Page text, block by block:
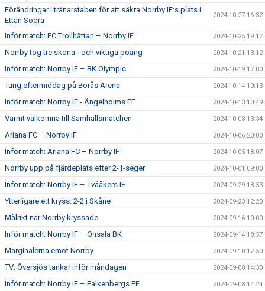
Förändringar i tränarstaben för att säkra Norrby IF:s plats i
Ettan Södra
2024-10-27 16:32
Inför match: FC Trollhättan – Norrby IF 2024-10-25 19:17
Norrby tog tre sköna - och viktiga poäng 2024-10-21 13:12
Inför match: Norrby IF – BK Olympic 2024-10-19 17:00
Tung eftermiddag på Borås Arena 2024-10-14 10:13
Inför match: Norrby IF - Ängelholms FF 2024-10-13 10:49
Varmt välkomna till Samhällsmatchen 2024-10-08 13:34
Ariana FC – Norrby IF 2024-10-06 20:00
Inför match: Ariana FC – Norrby IF 2024-10-05 18:07
Norrby upp på fjärdeplats efter 2-1-seger 2024-10-01 09:00
Inför match: Norrby IF – Tvååkers IF 2024-09-29 18:53
Ytterligare ett kryss: 2-2 i Skåne 2024-09-23 12:20
Målrikt när Norrby kryssade 2024-09-16 10:00
Inför match: Norrby IF – Onsala BK 2024-09-14 18:57
Marginalerna emot Norrby 2024-09-10 12:50
TV: Översjös tankar inför måndagen 2024-09-08 14:30
Inför match: Norrby IF – Falkenbergs FF 2024-09-08 14:24